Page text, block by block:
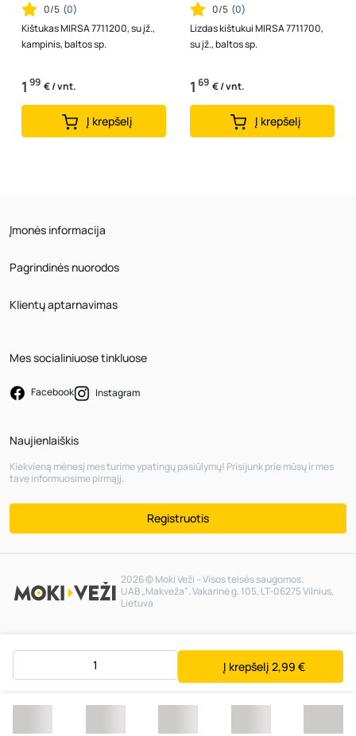
Į krepšelį 2,99 €
0/5 (0)
Kištukas MIRSA 7711200, su įž.,
kampinis, baltos sp.
1 99 € / vnt.
Į krepšelį
0/5 (0)
Lizdas kištukui MIRSA 7711700,
su įž., baltos sp.
1 69 € / vnt.
Į krepšelį
Įmonės informacija
Pagrindinės nuorodos
Klientų aptarnavimas
Mes socialiniuose tinkluose
Facebook Instagram
Naujienlaiškis
Kiekvieną mėnesį mes turime ypatingų pasiūlymų! Prisijunk prie mūsų ir mes
tave informuosime pirmąjį.
Registruotis
2026 © Moki Veži – Visos teisės saugomos.
UAB „Makveža“. Vakarinė g. 105, LT-06275 Vilnius,
Lietuva